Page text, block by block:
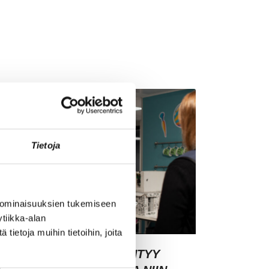
Tietoja
tukemiseen
alan
tietoja muihin tietoihin, joita
SYNTYY